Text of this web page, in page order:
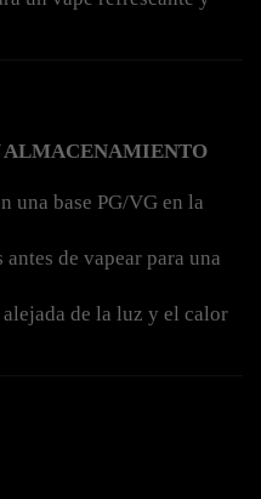
ALMACENAMIENTO
una base PG/VG en la
antes de vapear para una
de la luz y el calor